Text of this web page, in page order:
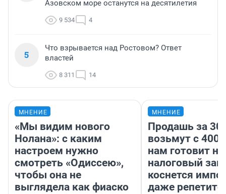
Азовском море останутся на десятилетия
9 534 4
5
Что взрывается над Ростовом? Ответ
властей
8 311 14
МНЕНИЕ
«Мы видим нового
Нолана»: с каким
настроем нужно
смотреть «Одиссею»,
чтобы она не
выглядела как фиаско
МНЕНИЕ
Продашь за
возьмут с
нам готовит
налоговый
коснется
даже